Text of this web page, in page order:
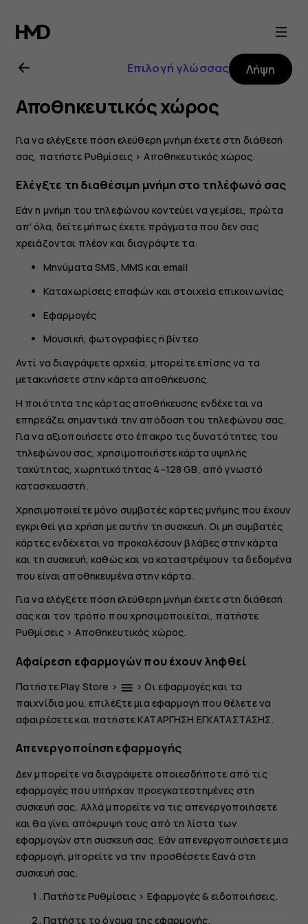
Οδηγίες
χρήσης
Nokia
4.2
Επιλογή γλώσσας Λήψη
Αποθηκευτικός χώρος
Για να ελέγξετε πόση ελεύθερη μνήμη έχετε στη διάθεσή
σας, πατήστε Ρυθμίσεις > Αποθηκευτικός χώρος.
Ελέγξτε τη διαθέσιμη μνήμη στο τηλέφωνό σας
Εάν η μνήμη του τηλεφώνου κοντεύει να γεμίσει, πρώτα
απ' όλα, δείτε μήπως έχετε πράγματα που δεν σας
χρειάζονται πλέον και διαγράψτε τα:
Μηνύματα SMS, MMS και email
Καταχωρίσεις επαφών και στοιχεία επικοινωνίας
Εφαρμογές
Μουσική, φωτογραφίες ή βίντεο
Αντί να διαγράψετε αρχεία, μπορείτε επίσης να τα
μετακινήσετε στην κάρτα αποθήκευσης.
Η ποιότητα της κάρτας αποθήκευσης ενδέχεται να
επηρεάζει σημαντικά την απόδοση του τηλεφώνου σας.
Για να αξιοποιήσετε στο έπακρο τις δυνατότητες του
τηλεφώνου σας, χρησιμοποιήστε κάρτα υψηλής
ταχύτητας, χωρητικότητας 4–128 GB, από γνωστό
κατασκευαστή.
Χρησιμοποιείτε μόνο συμβατές κάρτες μνήμης που έχουν
εγκριθεί για χρήση με αυτήν τη συσκευή. Οι μη συμβατές
κάρτες ενδέχεται να προκαλέσουν βλάβες στην κάρτα
και τη συσκευή, καθώς και να καταστρέψουν τα δεδομένα
που είναι αποθηκευμένα στην κάρτα.
Για να ελέγξετε πόση ελεύθερη μνήμη έχετε στη διάθεσή
σας και τον τρόπο που χρησιμοποιείται, πατήστε
Ρυθμίσεις > Αποθηκευτικός χώρος.
Αφαίρεση εφαρμογών που έχουν ληφθεί
ΠατήστεPlay Store > menu >Οι εφαρμογές και τα
παιχνίδια μου, επιλέξτε μια εφαρμογή που θέλετε να
αφαιρέσετε και πατήστεΚΑΤΑΡΓΗΣΗ ΕΓΚΑΤΑΣΤΑΣΗΣ.
Απενεργοποίηση εφαρμογής
Δεν μπορείτε να διαγράψετε οποιεσδήποτε από τις
εφαρμογές που υπήρχαν προεγκατεστημένες στη
συσκευή σας. Αλλά μπορείτε να τις απενεργοποιήσετε
και θα γίνει απόκρυψή τους από τη λίστα των
εφαρμογών στη συσκευή σας. Εάν απενεργοποιήσετε μια
εφαρμογή, μπορείτε να την προσθέσετε ξανά στη
συσκευή σας.
ΠατήστεΡυθμίσεις > Εφαρμογές & ειδοποιήσεις.
Πατήστε το όνομα της εφαρμογής.